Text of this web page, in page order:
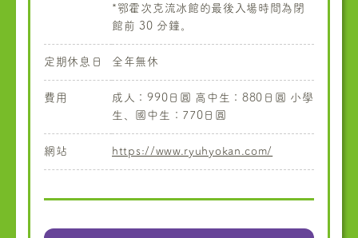
*鄂霍次克流冰館的最後入場時間為閉
館前 30 分鐘。
定期休息日 全年無休
費用
成人：990日圓 高中生：880日圓 小學
生、國中生：770日圓
網站 https://www.ryuhyokan.com/